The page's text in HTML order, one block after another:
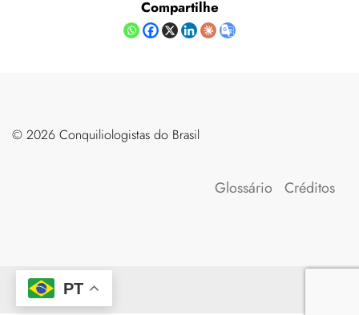
Compartilhe
©️ 2026 Conquiliologistas do Brasil
Glossário Créditos
PT